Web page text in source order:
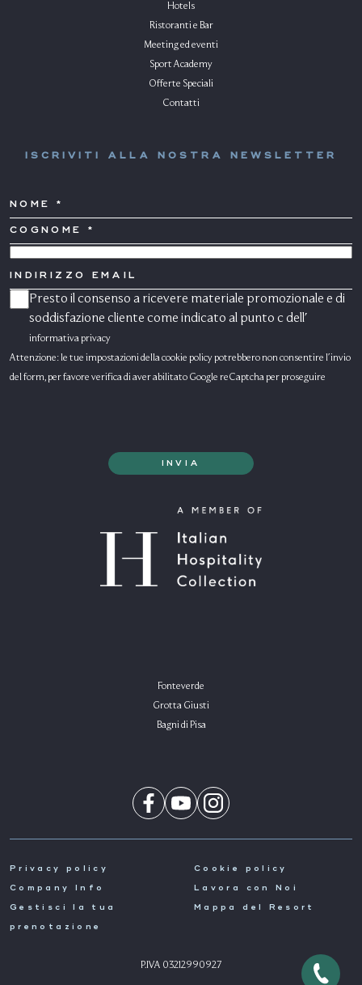
Fonteverde
Grotta Giusti
Bagni di Pisa
Hotels
Ristoranti e Bar
Meeting ed eventi
Sport Academy
Offerte Speciali
Contatti
ISCRIVITI ALLA NOSTRA NEWSLETTER
NOME
COGNOME
INDIRIZZO
CONSENSO
MARKETING
Presto il consenso a ricevere materiale promozionale e di
soddisfazione cliente come indicato al punto c dell'
informativa privacy
Attenzione: le tue impostazioni della cookie policy potrebbero non consentire l'invio
del form, per favore verifica di aver abilitato Google reCaptcha per proseguire
Privacy policy Cookie policy
Company Info Lavora con Noi
Gestisci la tua
prenotazione
Mappa del Resort
P.IVA 03212990927